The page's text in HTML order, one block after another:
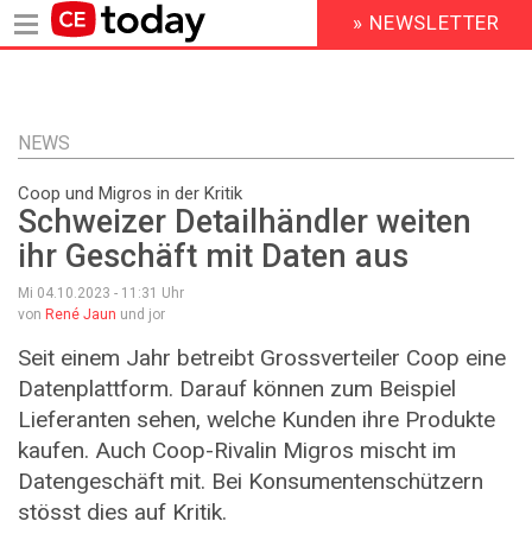
Inhalt
HEADER
MENU
» NEWSLETTER
NEWS
Coop und Migros in der Kritik
Schweizer Detailhändler weiten
ihr Geschäft mit Daten aus
Mi 04.10.2023 - 11:31 Uhr
von René Jaun und jor
Seit einem Jahr betreibt Grossverteiler Coop eine
Datenplattform. Darauf können zum Beispiel
Lieferanten sehen, welche Kunden ihre Produkte
kaufen. Auch Coop-Rivalin Migros mischt im
Datengeschäft mit. Bei Konsumentenschützern
stösst dies auf Kritik.